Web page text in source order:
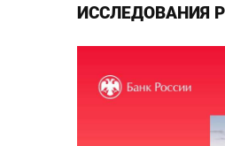
ИССЛЕДОВАНИЯ